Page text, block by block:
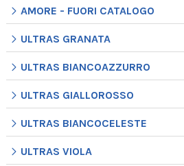
AMORE - FUORI CATALOGO
ULTRAS GRANATA
ULTRAS BIANCOAZZURRO
ULTRAS GIALLOROSSO
ULTRAS BIANCOCELESTE
ULTRAS VIOLA